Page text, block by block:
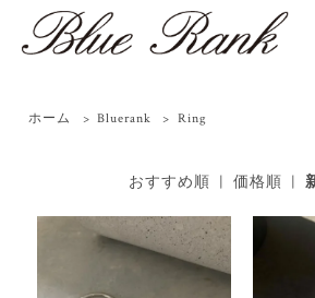
ホーム > Bluerank > Ring
おすすめ順 |価格順 |